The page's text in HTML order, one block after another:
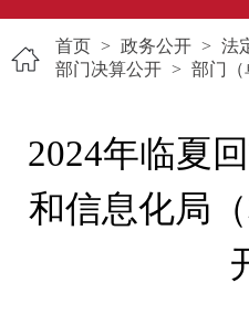
首页 > 政务公开 > 法
部门决算公开 > 部门（
2024年临夏
和信息化局